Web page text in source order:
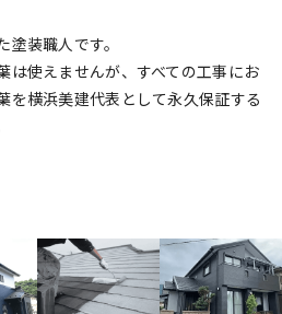
装職人です。
は使えませんが、すべての工事にお
を横浜美建代表として永久保証する